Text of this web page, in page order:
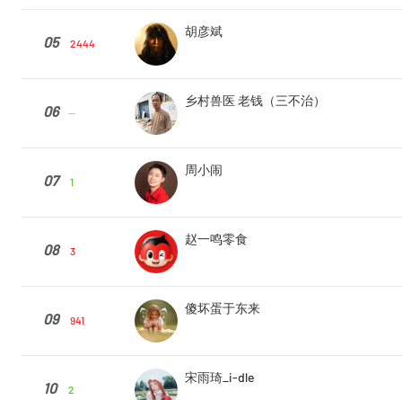
05 2444
胡彦斌
06 --
乡村兽医 老钱（三不治）
07 1
周小闹
08 3
赵一鸣零食
09 941
傻坏蛋于东来
10 2
宋雨琦_i-dle